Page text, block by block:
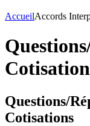
AccueilAccords
Questions/
Cotisations